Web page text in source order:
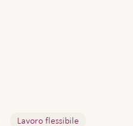
Lavoro flessibile